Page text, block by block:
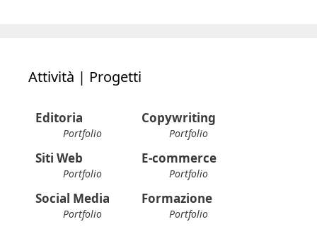
Portfolio Portfolio
Siti Web
Portfolio
E-commerce
Portfolio
Social Media
Portfolio
Formazione
Portfolio
Consulenza Servizi